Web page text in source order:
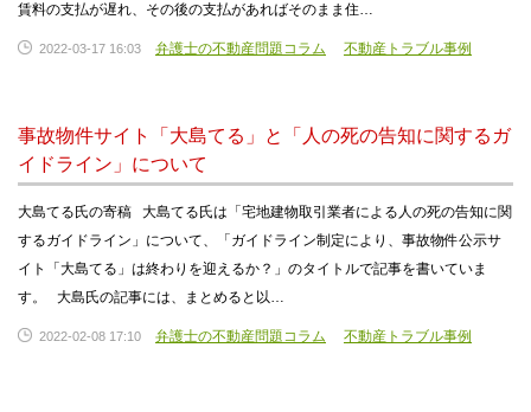
賃料の支払が遅れ、その後の支払があればそのまま住…
2022-03-17 16:03 弁護士の不動産問題コラム 不動産トラブル事例
事故物件サイト「大島てる」と「人の死の告知に関するガ
イドライン」について
大島てる氏の寄稿 大島てる氏は「宅地建物取引業者による人の死の告知に関
するガイドライン」について、「ガイドライン制定により、事故物件公示サ
イト「大島てる」は終わりを迎えるか？」のタイトルで記事を書いていま
す。 大島氏の記事には、まとめると以…
2022-02-08 17:10 弁護士の不動産問題コラム 不動産トラブル事例